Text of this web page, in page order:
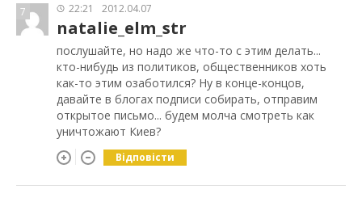
7 22:21 2012.04.07
natalie_elm_str
послушайте, но надо же что-то с этим делать...
кто-нибудь из политиков, общественников хоть
как-то этим озаботился? Ну в конце-концов,
давайте в блогах подписи собирать, отправим
открытое письмо... будем молча смотреть как
уничтожают Киев?
Відповісти